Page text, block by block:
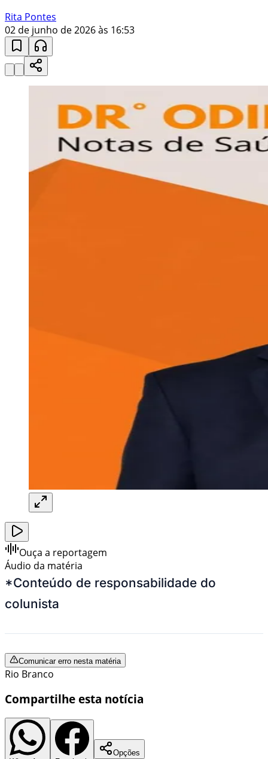
Rita Pontes
02 de junho de 2026 às 16:53
Ouça a reportagem
Áudio da matéria
*Conteúdo de responsabilidade do
colunista
Comunicar erro nesta matéria
Rio Branco
Compartilhe esta notícia
Opções